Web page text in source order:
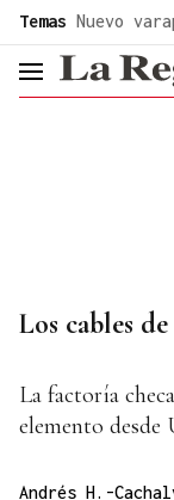
Temas Nuevo
header.menu.open
Los cables
La factoría
elemento desde
Andrés H.-